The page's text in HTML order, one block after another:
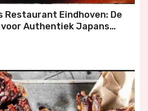
Restaurant Eindhoven: De
voor Authentiek Japans